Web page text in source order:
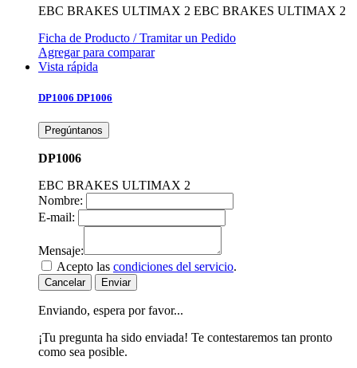
EBC BRAKES ULTIMAX 2 EBC BRAKES ULTIMAX 2
Ficha de Producto / Tramitar un Pedido
Agregar para comparar
Vista rápida
DP1006 DP1006
Pregúntanos
DP1006
EBC BRAKES ULTIMAX 2
Nombre:
E-mail:
Mensaje:
Acepto las condiciones del servicio.
Cancelar Enviar
Enviando, espera por favor...
¡Tu pregunta ha sido enviada! Te contestaremos tan pronto
como sea posible.